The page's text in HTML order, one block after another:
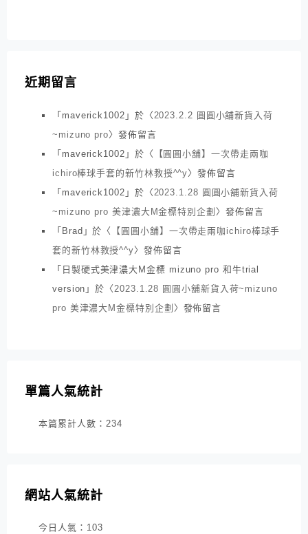
近期留言
「maverick1002 」於〈 2023.2.2 圓圓小舖新貨入荷
~mizuno pro〉發佈留言
「maverick1002 」於〈
【圓圓小舖】一次帶走兩咖
ichiro棒球手套的新竹林教授^^y〉發佈留言
「maverick1002 」於〈 2023.1.28 圓圓小舖新貨入荷
~mizuno pro 美津濃大M金標特別企劃 〉發佈留言
「Brad 」於〈
【圓圓小舖】一次帶走兩咖ichiro棒球手
套的新竹林教授^^y〉發佈留言
「 日製硬式美津濃大M金標 mizuno pro 和牛trial
version 」於〈 2023.1.28 圓圓小舖新貨入荷~mizuno
pro 美津濃大M金標特別企劃 〉發佈留言
單篇人氣統計
本篇累計人數： 234
網站人氣統計
今日人氣： 103